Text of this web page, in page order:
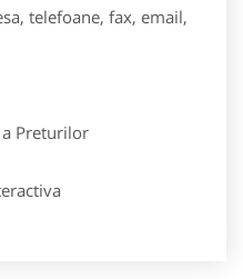
telefoane, fax, email,
Preturilor